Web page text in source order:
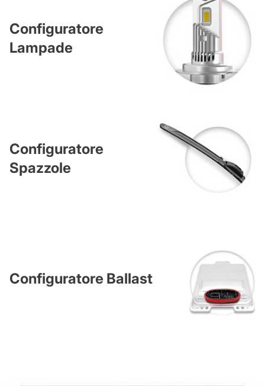
Configuratore
Lampade
Configuratore
Spazzole
Configuratore Ballast